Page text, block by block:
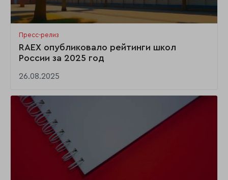
Пресс-релиз
RAEX опубликовало рейтинги школ
России за 2025 год
26.08.2025